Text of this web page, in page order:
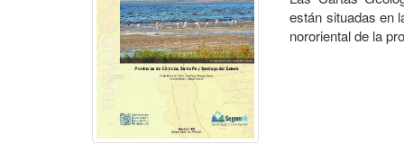
están situadas en
nororiental de la